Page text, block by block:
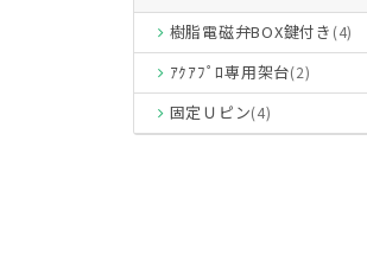
樹脂電磁弁BOX鍵付き (4)
ｱｸｱﾌﾟﾛ専用架台(2)
固定Ｕピン(4)